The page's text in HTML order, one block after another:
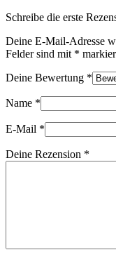
Schreibe die erste
Deine E-Mail-Adresse
Felder sind mit *
Deine Bewertung *
Name *
E-Mail *
Deine Rezension *